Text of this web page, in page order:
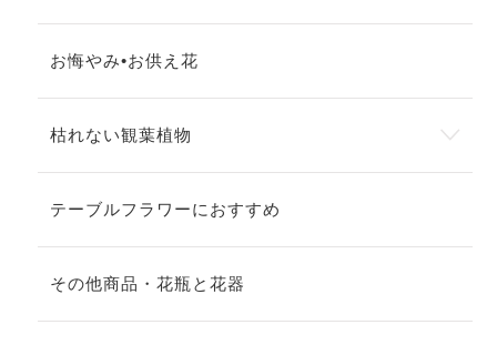
お悔やみ•お供え花
枯れない観葉植物
テーブルフラワーにおすすめ
その他商品・花瓶と花器